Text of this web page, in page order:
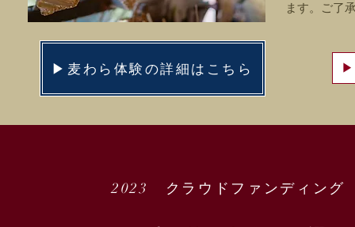
▶麦わら体験の詳細はこちら
ます。ご了
▶
​2023 クラウドファンディング